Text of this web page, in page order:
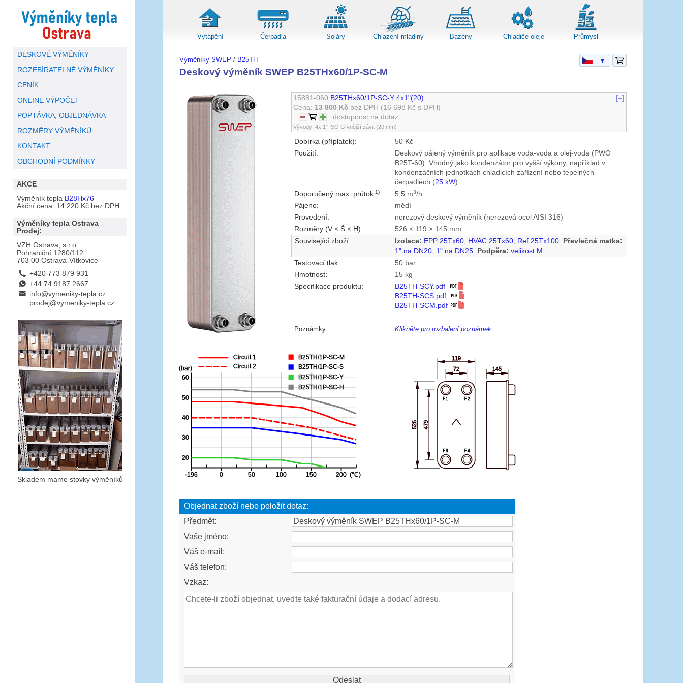
DESKOVÉ VÝMĚNÍKY
ROZEBÍRATELNÉ VÝMĚNÍKY
CENÍK
ONLINE VÝPOČET
POPTÁVKA, OBJEDNÁVKA
ROZMĚRY VÝMĚNÍKŮ
KONTAKT
OBCHODNÍ PODMÍNKY
AKCE
Výměník tepla B28Hx76
Akční cena: 14 220 Kč bez DPH
Výměníky tepla Ostrava
Prodej:
VZH Ostrava, s.r.o.
Pohraniční 1280/112
703 00 Ostrava-Vítkovice
L +420 773 879 931
E +44 74 9187 2667
B info@vymeniky-tepla.cz
prodej@vymeniky-tepla.cz
Skladem máme stovky výměníků
Vytápění Čerpadla Soláry Chlazení mladiny Bazény Chladiče oleje Průmysl
Výměníky SWEP / B25TH
Deskový výměník SWEP B25THx60/1P-SC-M
15881-060 B25THx60/1P-SC-Y 4x1"(20)
[–]
Cena: 13 800 Kčbez DPH (16 698 Kč s DPH)
dostupnost na dotaz
Vývody: 4x 1" ISO G vnější závit (20 mm)
Dobírka (příplatek):
50 Kč
Použití:
Deskový pájený výměník pro aplikace voda-voda a olej-voda (PWO
B25T-60). Vhodný jako kondenzátor pro vyšší výkony, například v
kondenzačních jednotkách chladicích zařízení nebo tepelných
čerpadlech (25 kW).
Doporučený max. průtok 1): 5,5 m3/h
Pájeno:
mědí
Provedení:
nerezový deskový výměník (nerezová ocel AISI 316)
Rozměry (V × Š × H):
526 × 119 × 145 mm
Související zboží:
Izolace: EPP 25Tx60 HVAC 25Tx60 Ref 25Tx100 Převlečná matka:
1" na DN20 1" na DN25 Podpěra: velikost M
Testovací tlak:
50 bar
Hmotnost:
15 kg
Specifikace produktu:
B25TH-SCY.pdf
B25TH-SCS.pdf
B25TH-SCM.pdf
Poznámky: Klikněte pro rozbalení poznámek
Objednat zboží nebo položit dotaz:
Předmět:
Vaše jméno:
Váš e-mail:
Váš telefon:
Vzkaz:
▼